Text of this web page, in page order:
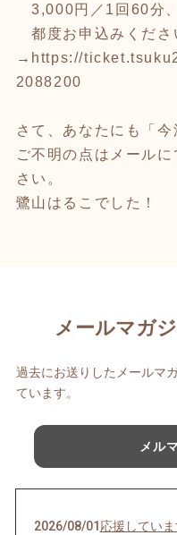
3,000円／1回60分
都度お申込みくださ
→ https://
2088200
さて、あなたにも「今
ご不明の点はメール
さい。
鷺山はるこでした！
メールマガ
過去にお送りしたメールマ
ています。
メル
2026/08/01 応援していま